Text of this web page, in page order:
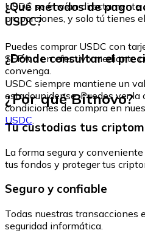
USDC se envían directamente
proporciones, y solo tú tienes
¿Qué métodos de pago
USDC?
Puedes comprar USDC con
SEPA o en efectivo mediante
convenga.
¿Dónde consultar el
USDC siempre mantiene un
estadounidense. Puedes ver
condiciones de compra en
USDC.
¿Por qué Bitnovo?
Tu custodias tus
La forma segura y
tus fondos y proteger tus
Seguro y confiable
Todas nuestras transacciones
seguridad informática.